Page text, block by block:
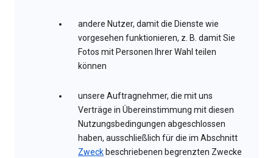
andere Nutzer, damit die Dienste wie
vorgesehen funktionieren, z. B. damit Sie
Fotos mit Personen Ihrer Wahl teilen
können
unsere Auftragnehmer, die mit uns
Verträge in Übereinstimmung mit diesen
Nutzungsbedingungen abgeschlossen
haben, ausschließlich für die im Abschnitt
Zweck beschriebenen begrenzten Zwecke